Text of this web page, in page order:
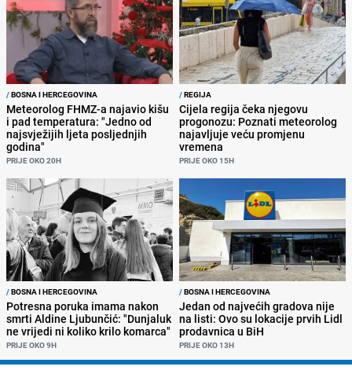
/BOSNA I HERCEGOVINA
Meteorolog FHMZ-a najavio kišu
i pad temperatura: "Jedno od
najsvježijih ljeta posljednjih
godina"
PRIJE OKO 20H
/REGIJA
Cijela regija čeka njegovu
progonozu: Poznati meteorolog
najavljuje veću promjenu
vremena
PRIJE OKO 15H
/BOSNA I HERCEGOVINA
Potresna poruka imama nakon
smrti Aldine Ljubunčić: "Dunjaluk
ne vrijedi ni koliko krilo komarca"
PRIJE OKO 9H
/BOSNA I HERCEGOVINA
Jedan od najvećih gradova nije
na listi: Ovo su lokacije prvih Lidl
prodavnica u BiH
PRIJE OKO 13H